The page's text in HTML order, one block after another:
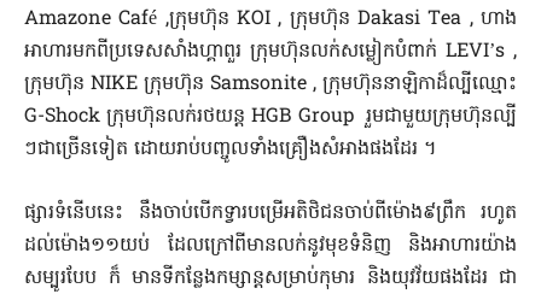
Amazone​ ​Café​ ​,ក្រុមហ៊ុន​ ​KOI​ ​, ក្រុមហ៊ុន​ Dakasi​ Tea​ , ហាង​
អាហារ​មក​ពី​ប្រទេស​សាំងហ្គាពួរ​ ​ក្រុមហ៊ុន​លក់​សម្លៀកបំពាក់​ ​LEVI’s​ ​,
ក្រុមហ៊ុន​ ​NIKE​ ​ក្រុមហ៊ុន​ ​Samsonite​ , ក្រុមហ៊ុន​នាឡិកា​ដ៏​ល្បីឈ្មោះ​
​G-Shock​ ក្រុមហ៊ុន​លក់​រថយន្ត​ HGB​ ​Group​ រួម​ជាមួយ​ក្រុម​ហ៊ុន​ល្បី​
ៗជាច្រើន​ទៀត​ ​ដោយ​រាប់បញ្ចូល​ទាំង​គ្រឿងសំអាង​ផង​ដែរ​ ។
ផ្សារ​ទំនើប​នេះ​ នឹង​ចាប់​បើកទ្វារ​បម្រើ​អតិថិជន​ចាប់ពី​ម៉ោង៩ព្រឹក​ ​រហូត
ដល់​ម៉ោង១១យប់​ ​ដែល​ក្រៅពី​មាន​លក់​នូវ​មុខទំនិញ​ ​និង​អាហារ​យ៉ាង​
សម្បូរ​បែប​ ក៏​ មាន​ទីកន្លែង​កម្សាន្ត​សម្រាប់​កុមារ​ ​និង​យុវវ័យ​ផង​ដែរ​ ​ជា